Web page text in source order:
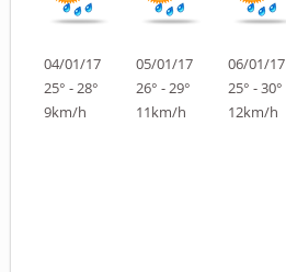
04/01/17
25° - 28°
9km/h
05/01/17
26° - 29°
11km/h
06/01/17
25° - 30°
12km/h